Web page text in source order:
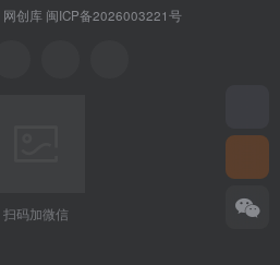
网创库 闽ICP备2026003221号
扫码加微信